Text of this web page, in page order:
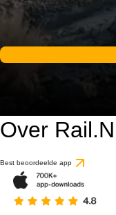
Over
Best beoordeelde app